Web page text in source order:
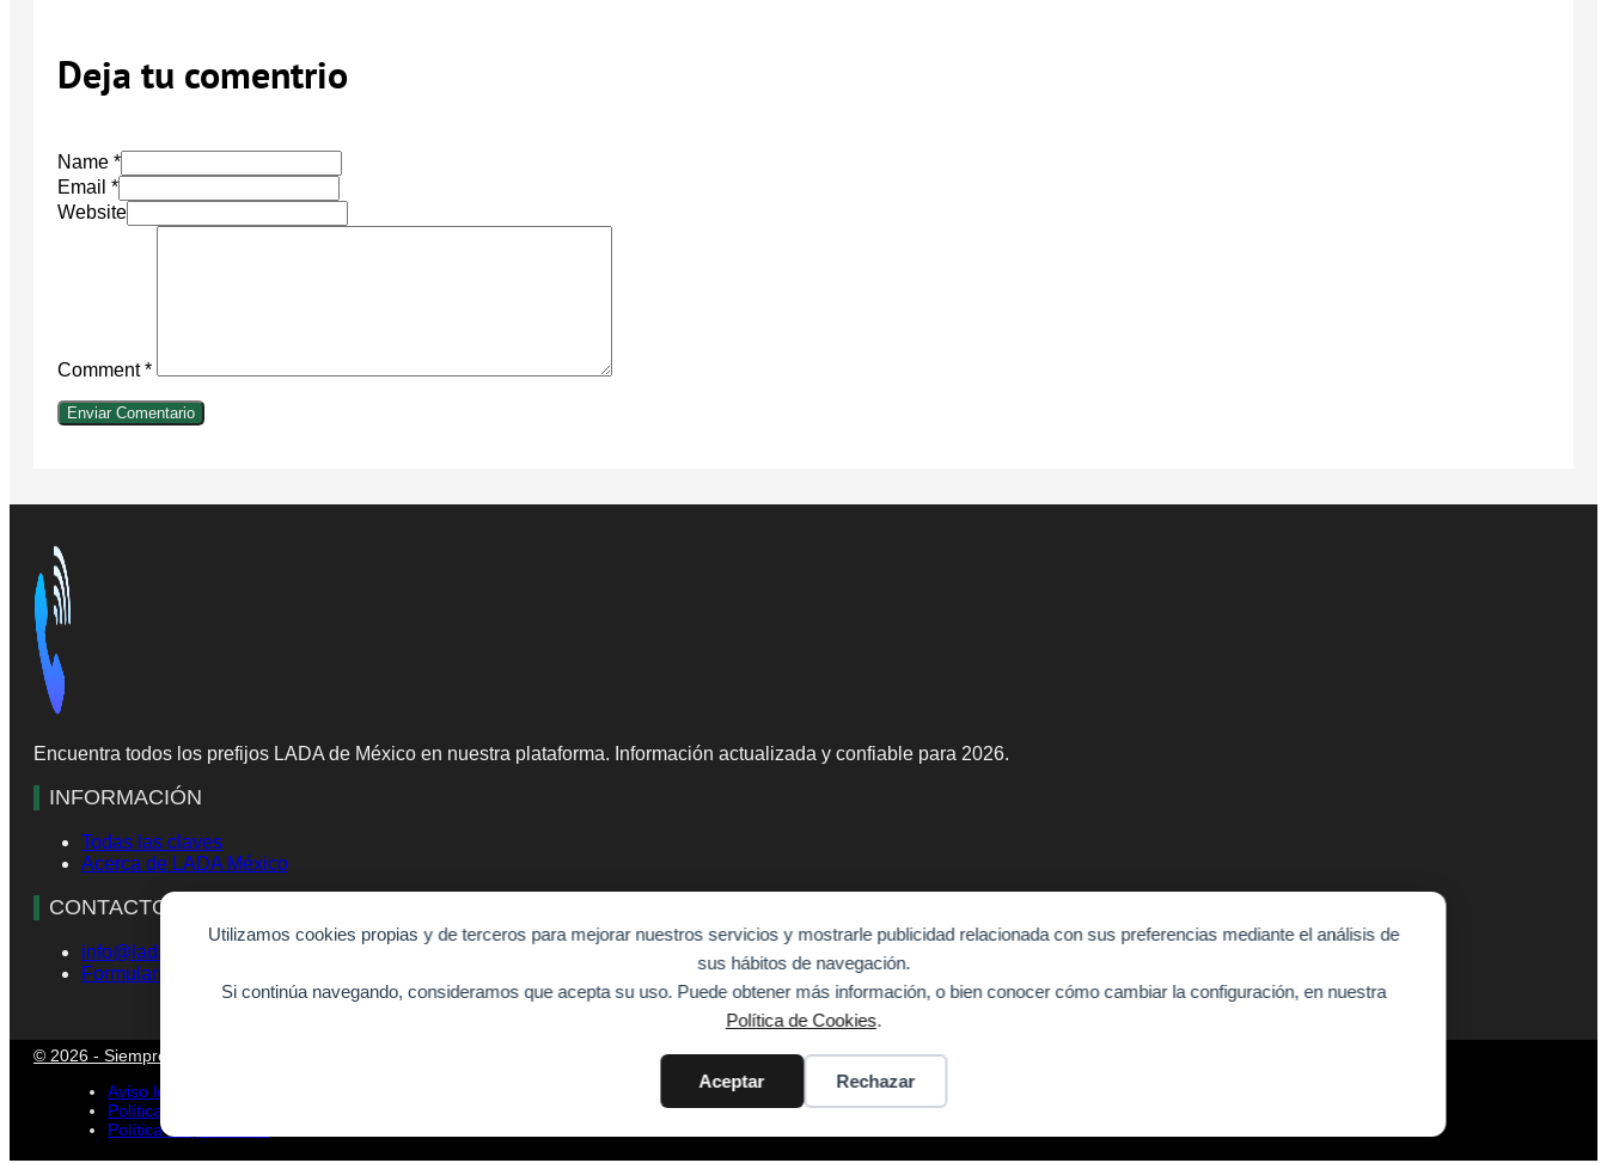
Deja tu comentrio
Name *
Email *
Website
Comment*
Encuentra todos los prefijos LADA de México en nuestra plataforma. Información actualizada y confiable para 2026.
INFORMACIÓN
Todas las claves
Acerca de LADA México
CONTACTO
info@lada-mexico.com
Formulario de contacto
© 2026 - SiempreVisible.com
Aviso legal
Política de cookies
Política de privacidad
Utilizamos cookies propias y de terceros para mejorar nuestros servicios y mostrarle publicidad relacionada con sus preferencias mediante el análisis de
sus hábitos de navegación.
Si continúa navegando, consideramos que acepta su uso. Puede obtener más información, o bien conocer cómo cambiar la configuración, en nuestra
Política de Cookies.
Aceptar Rechazar